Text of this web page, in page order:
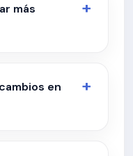
más
en